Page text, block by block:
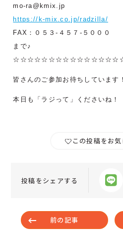
mo-ra@kmix.jp
https://k-mix.co.jp/radzilla/
FAX：０５３-４５７-５０００
まで♪
皆さんのご参加お待ちしています！
本日も「ラジって」くださいね！
この投稿をお
投稿をシェアする
前の記事